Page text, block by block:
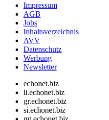
Impressum
AGB
Jobs
Inhaltsverzeichnis
AVV
Datenschutz
Werbung
Newsletter
echonet.biz
li.echonet.biz
gr.echonet.biz
si.echonet.biz